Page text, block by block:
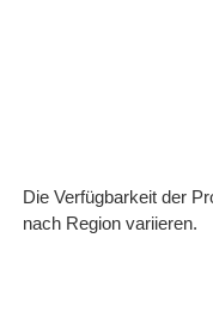
Die Verfügbarkeit der
nach Region variieren.